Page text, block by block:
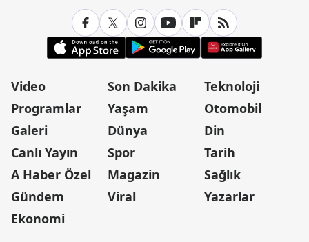
Video
Programlar
Galeri
Canlı Yayın
A Haber Özel
Gündem
Ekonomi
Son Dakika
Yaşam
Dünya
Spor
Magazin
Viral
Teknoloji
Otomobil
Din
Tarih
Sağlık
Yazarlar